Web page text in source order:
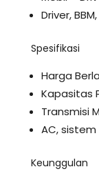
Driver,
Spesifikasi
Harga
Kapasitas
Transmisi
AC, sistem
Keunggulan